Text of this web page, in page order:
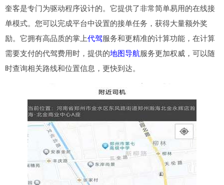
奎客是专门为驱动程序设计的。它提供了非常简单易用的在线接
单模式。您可以完成平台中设置的接单任务，获得大量额外奖
励。它拥有高品质的掌上代驾服务和更精准的计算功能，在计算
需要支付的代驾费用时，提供的地图导航服务更加权威，可以随
时查询相关路线和位置信息，更快到达。